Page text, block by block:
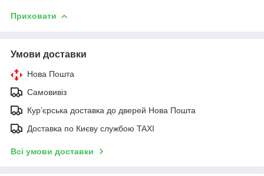
Приховати
Умови доставки
Нова Пошта
Самовивіз
Курʼєрська доставка до дверей Нова Пошта
Доставка по Києву службою TAXI
Всі умови доставки